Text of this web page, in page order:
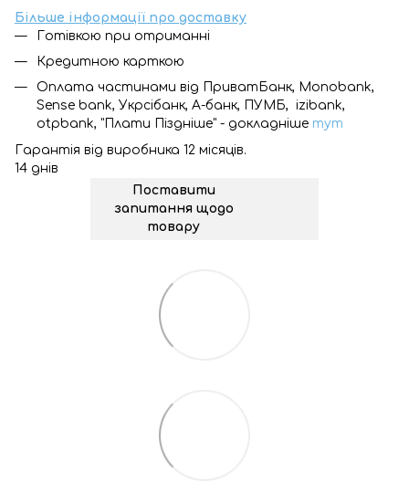
Більше інформації про доставку
Готівкою при отриманні
Кредитною карткою
Оплата частинами від ПриватБанк, Monobank,
Sense bank, Укрсібанк, А-банк, ПУМБ, izibank,
otpbank, "Плати Піздніше" - докладніше тут
Гарантія від виробника 12 місяців.
14 днів
Поставити
запитання щодо
товару